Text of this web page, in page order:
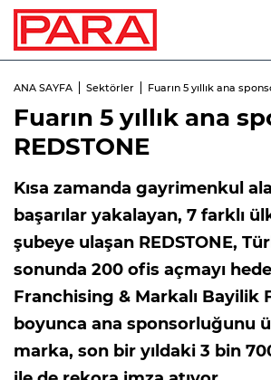
ANA SAYFA Sektörler Fuarın 5 yıllık ana
Fuarın 5 yıllık ana
REDSTONE
Kısa zamanda gayrimenkul
başarılar yakalayan, 7 farklı
şubeye ulaşan REDSTONE,
sonunda 200 ofis açmayı
Franchising & Markalı Bayilik
boyunca ana sponsorluğunu
marka, son bir yıldaki 3 bin